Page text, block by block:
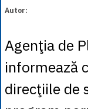
Autor:
Agenţia de
informează
direcţiile de